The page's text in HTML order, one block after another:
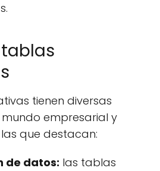
tienen diversas
empresarial y
que destacan:
de datos: las tablas